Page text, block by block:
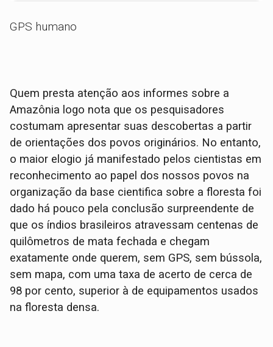
GPS humano
Quem presta atenção aos informes sobre a
Amazônia logo nota que os pesquisadores
costumam apresentar suas descobertas a partir
de orientações dos povos originários. No entanto,
o maior elogio já manifestado pelos cientistas em
reconhecimento ao papel dos nossos povos na
organização da base cientifica sobre a floresta foi
dado há pouco pela conclusão surpreendente de
que os índios brasileiros atravessam centenas de
quilômetros de mata fechada e chegam
exatamente onde querem, sem GPS, sem bússola,
sem mapa, com uma taxa de acerto de cerca de
98 por cento, superior à de equipamentos usados
na floresta densa.